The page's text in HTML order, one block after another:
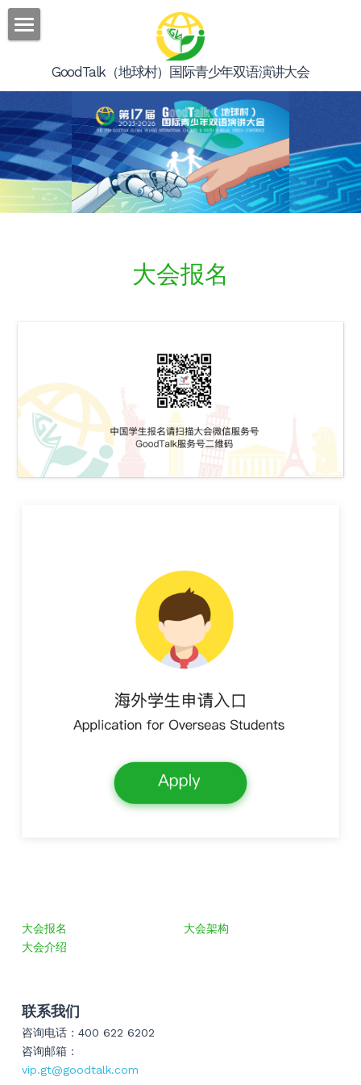
GoodTalk（地球村）国际青少年双语演讲大会
大会介绍
大会架构
联系我们
English
大会报名
大会报名
大会介绍
大会架构
联系我们
咨询电话：400 622 6202
咨询邮箱：
vip.gt@goodtalk.com